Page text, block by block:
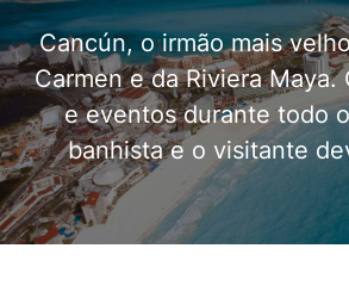
Cancún, o irmão mais
Carmen e da Riviera Maya.
e eventos durante todo
banhista e o visitante